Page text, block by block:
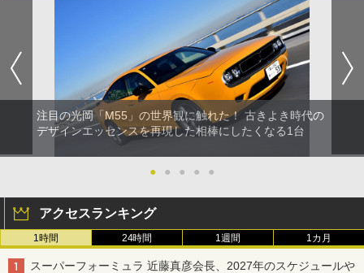
注目の光岡「M55」の世界観に触れた！ 古きよき時代の
デザインエッセンスを再現した相棒にしたくなる1台
● ● ● ● ●
アクセスランキング
1時間 24時間 1週間 1カ月
スーパーフォーミュラ 近藤真彦会長、2027年のスケジュールや